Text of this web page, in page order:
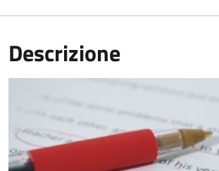
Descrizione